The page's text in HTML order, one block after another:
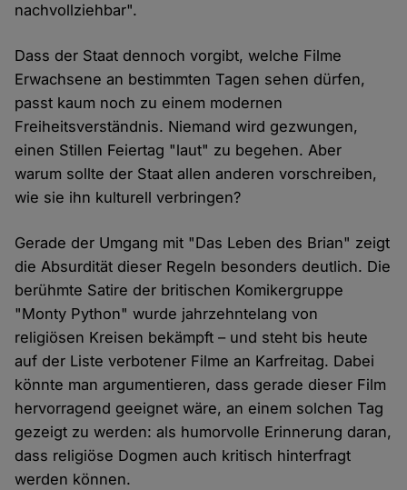
nachvollziehbar".
Dass der Staat dennoch vorgibt, welche Filme
Erwachsene an bestimmten Tagen sehen dürfen,
passt kaum noch zu einem modernen
Freiheitsverständnis. Niemand wird gezwungen,
einen Stillen Feiertag "laut" zu begehen. Aber
warum sollte der Staat allen anderen vorschreiben,
wie sie ihn kulturell verbringen?
Gerade der Umgang mit "Das Leben des Brian" zeigt
die Absurdität dieser Regeln besonders deutlich. Die
berühmte Satire der britischen Komikergruppe
"Monty Python" wurde jahrzehntelang von
religiösen Kreisen bekämpft – und steht bis heute
auf der Liste verbotener Filme an Karfreitag. Dabei
könnte man argumentieren, dass gerade dieser Film
hervorragend geeignet wäre, an einem solchen Tag
gezeigt zu werden: als humorvolle Erinnerung daran,
dass religiöse Dogmen auch kritisch hinterfragt
werden können.